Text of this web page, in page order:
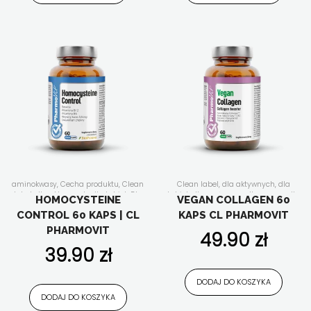
aminokwasy, Cecha produktu, Clean
label dla aktywnych,dla kobiet Dla
dla mężczyzn,dla seniora
wegan ,dla wegetarian,Forma
suplementu , Funkcjonalność
Nowości,Składniki aktywne
suplementy diety w
kapsułkach/tabletkach,układ
HOMOCYSTEINE
CONTROL 60 KAPS | CL
PHARMOVIT
39.90 zł
DODAJ DO KOSZYKA
Clean label, dla aktywnych, dla
kobiet,dla mężczyzn ,dla wegan ,dla
wegetarian, kolageny,kości, stawy,
mięśnie,suplementy diety w proszku
VEGAN COLLAGEN 60
KAPS CL PHARMOVIT
49.90 zł
DODAJ DO KOSZYKA